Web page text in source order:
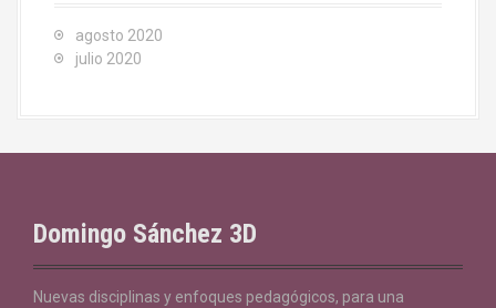
agosto 2020
julio 2020
Domingo Sánchez 3D
Nuevas disciplinas y enfoques pedagógicos, para una